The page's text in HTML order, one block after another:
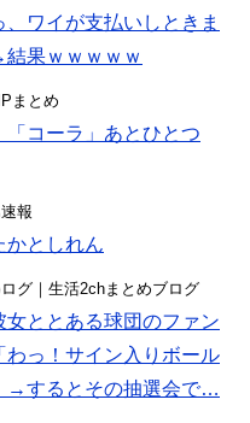
、ワイが支払いしときま
果ｗｗｗｗｗ
まとめ
コーラ」あとひとつ
報
かとしれん
グ｜生活2chまとめブログ
女ととある球団のファン
っ！サイン入りボール
→するとその抽選会で…